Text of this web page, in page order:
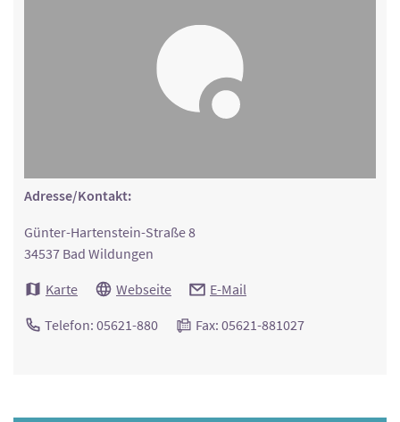
Adresse/Kontakt:
Günter-Hartenstein-Straße 8
34537 Bad Wildungen
Karte
Webseite E-Mail
Telefon: 05621-880 Fax: 05621-881027